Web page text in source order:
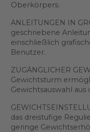
Oberkörpers.
ANLEITUNGEN IN
geschriebene
einschließlich
Benutzer.
ZUGÄNGLICHER
Gewichtsturm
Gewichtsauswahl
das dreistufige
geringe